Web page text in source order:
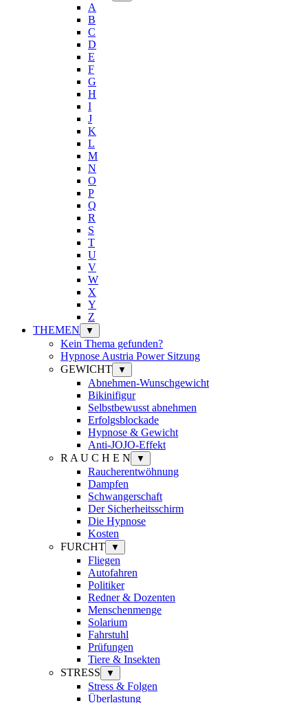
A
B
C
D
E
F
G
H
I
J
K
L
M
N
O
P
Q
R
S
T
U
V
W
X
Y
Z
THEMEN
▼
Kein Thema gefunden?
Hypnose Austria Power Sitzung
GEWICHT
▼
Abnehmen-Wunschgewicht
Bikinifigur
Selbstbewusst abnehmen
Erfolgsblockade
Hypnose & Gewicht
Anti-JOJO-Effekt
R A U C H E N
▼
Raucherentwöhnung
Dampfen
Schwangerschaft
Der Sicherheitsschirm
Die Hypnose
Kosten
FURCHT
▼
Fliegen
Autofahren
Politiker
Redner & Dozenten
Menschenmenge
Solarium
Fahrstuhl
Prüfungen
Tiere & Insekten
STRESS
▼
Stress & Folgen
Überlastung